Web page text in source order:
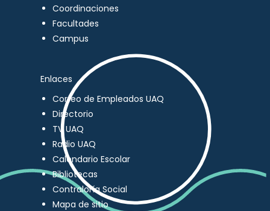
Coordinaciones
Facultades
Campus
Enlaces
Correo de Empleados UAQ
Directorio
TV UAQ
Radio UAQ
Calendario Escolar
Bibliotecas
Contraloría Social
Mapa de sitio